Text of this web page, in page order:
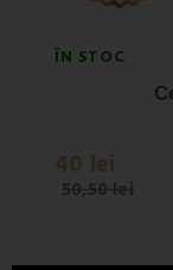
ÎN STOC
40 lei
50,50 lei